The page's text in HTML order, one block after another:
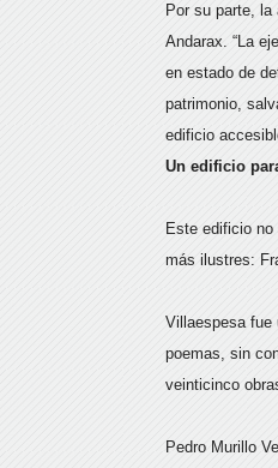
Por su parte,
Andarax. “La
en estado de
patrimonio,
edificio
Un edificio
Este edificio
más ilustres:
Villaespesa fue
poemas, sin
veinticinco
Pedro Murillo